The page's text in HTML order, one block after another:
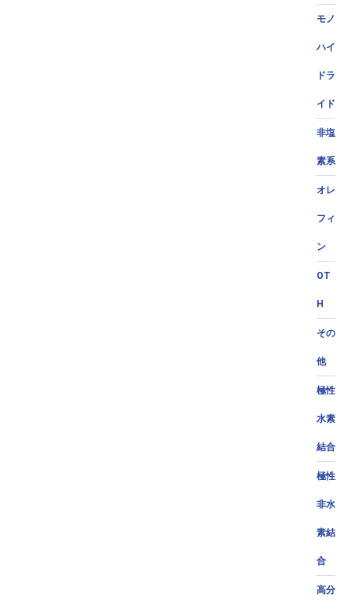
モノ
ハイ
ドラ
イド
非塩
素系
オレ
フィ
ン
OT
H
その
他
極性
水素
結合
極性
非水
素結
合
高分